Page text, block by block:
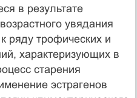
в результате
увядания
ряду трофических и
характеризующих в
старения
эстрагенов